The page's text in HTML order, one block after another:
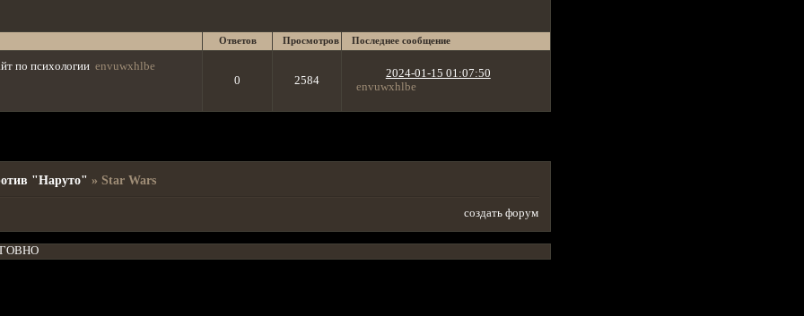
Ответов Просмотров Последнее сообщение
по психологии envuwxhlbe
0
2584
2024-01-15 01:07:50
envuwxhlbe
"Наруто" »Star Wars
создать форум